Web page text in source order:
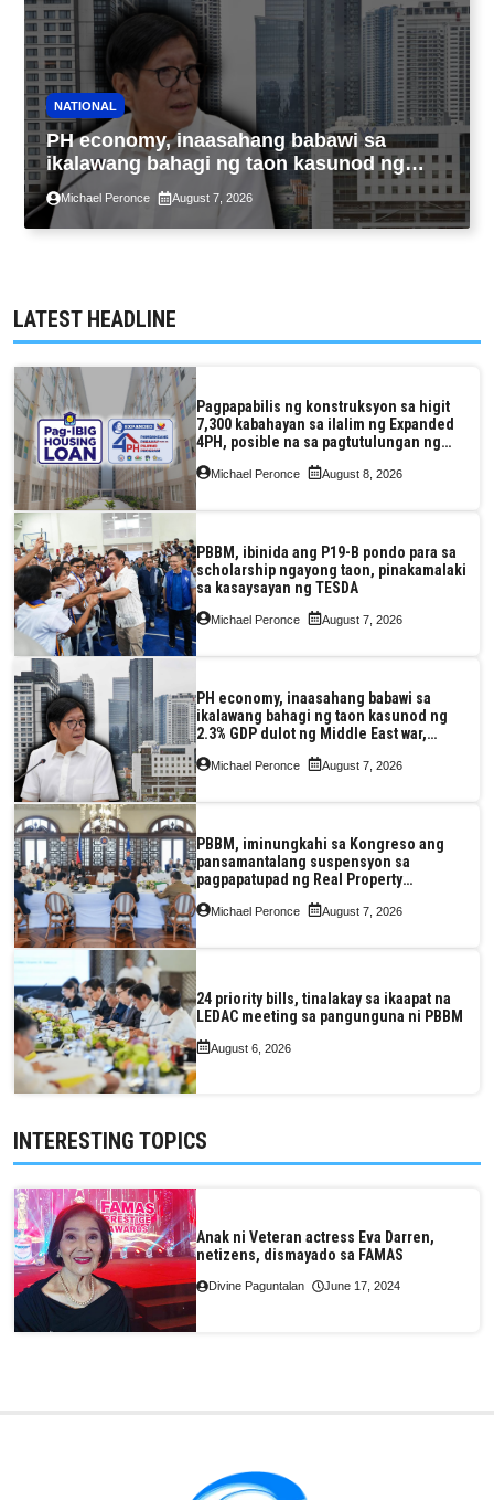
NATIONAL
PH economy, inaasahang babawi sa
ikalawang bahagi ng taon kasunod ng
2.3% GDP dulot ng Middle East war,
pagkaantala ng public construction
Michael Peronce August 7, 2026
LATEST HEADLINE
Pagpapabilis ng konstruksyon sa higit
7,300 kabahayan sa ilalim ng Expanded
4PH, posible na sa pagtutulungan ng
Pag-IBIG at P.A. Alvarez
Michael Peronce August 8, 2026
PBBM, ibinida ang P19-B pondo para sa
scholarship ngayong taon, pinakamalaki
sa kasaysayan ng TESDA
Michael Peronce August 7, 2026
PH economy, inaasahang babawi sa
ikalawang bahagi ng taon kasunod ng
2.3% GDP dulot ng Middle East war,
pagkaantala ng public construction
Michael Peronce August 7, 2026
PBBM, iminungkahi sa Kongreso ang
pansamantalang suspensyon sa
pagpapatupad ng Real Property
Valuation and Assessment Reform Act
Michael Peronce August 7, 2026
24 priority bills, tinalakay sa ikaapat na
LEDAC meeting sa pangunguna ni PBBM
August 6, 2026
INTERESTING TOPICS
Anak ni Veteran actress Eva Darren,
netizens, dismayado sa FAMAS
Divine Paguntalan June 17, 2024